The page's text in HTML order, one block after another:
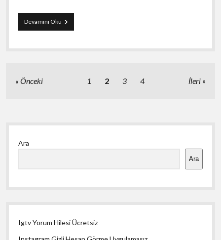
Devamını OkuKilis
Görüntülü
Uygulamaları
Yazı
Önceki 1 2 3 4 İleri
Yan
Menü
Ara
Ara
Igtv Yorum Hilesi Ücretsiz